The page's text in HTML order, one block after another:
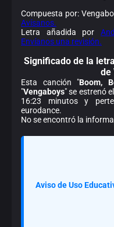
Compuesta por:
Avísanos.
Letra añadida por
Envíanos una revisión.
Significado de la
de
Esta canción "Boom,
"Vengaboys" se estrenó
16:23 minutos y
eurodance.
No se encontró la
Aviso de Uso